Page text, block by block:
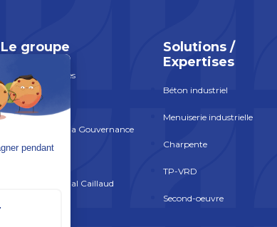
Le groupe
HERIGE Industries
ADN & Histoire
Organisation de la Gouvernance
Actualités
Association Martial Caillaud
Solutions /
Expertises
Béton industriel
Menuiserie industrielle
Charpente
TP-VRD
Second-oeuvre